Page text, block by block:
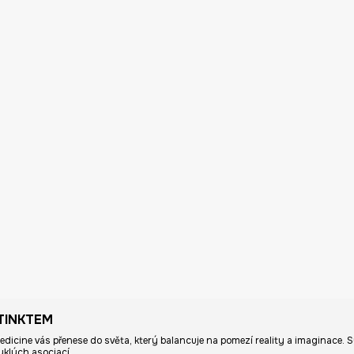
vás přenese do světa, který balancuje na pomezí reality a